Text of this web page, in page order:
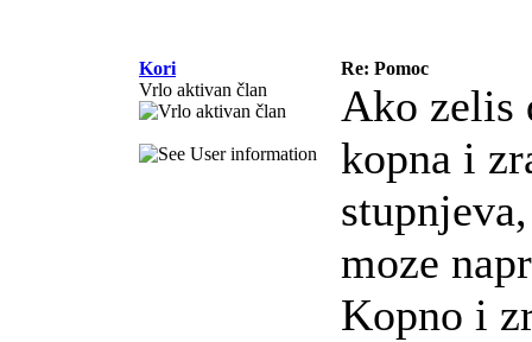
Kori
Re: Pomoc
Vrlo aktivan član
Ako zelis
kopna i
moze
Kopno i